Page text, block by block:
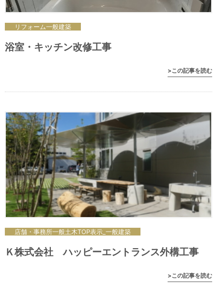
リフォーム一般建築
浴室・キッチン改修工事
>この記事を読む
店舗・事務所一般土木TOP表示_一般建築
Ｋ株式会社 ハッピーエントランス外構工事
>この記事を読む